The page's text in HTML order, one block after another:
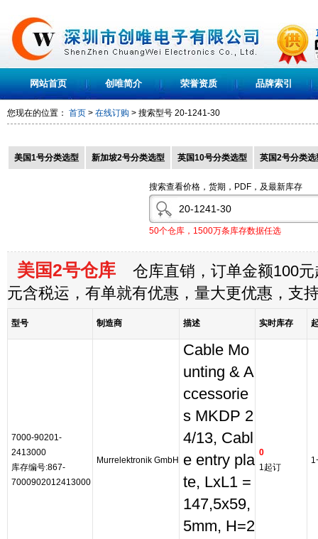
网站首页 创唯简介 荣誉资质 品牌索引
您现在的位置： 首页 > 在线订购 > 搜索型号 20-1241-30
美国1号分类选型 新加坡2号分类选型 英国10号分类选型 英国2号分类选
搜索查看价格，货期，PDF，及最新库存
50个仓库，1500万条库存数据任选
美国2号仓库 仓库直销，订单金额100元
元含税运，有单就有优惠，量大更优惠，支
型号 制造商 描述 实时库存
7000-90201-
2413000
库存编号:867-
7000902012413000
Murrelektronik GmbH
Cable Mo
unting & A
ccessorie
s MKDP 2
4/13, Cabl
e entry pla
te, LxL1 =
147,5x59,
5mm, H=2
0
1起订